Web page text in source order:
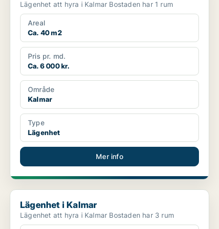
Lägenhet att hyra i Kalmar Bostaden har 1 rum
Areal
Ca. 40 m2
Pris pr. md.
Ca. 6 000 kr.
Område
Kalmar
Type
Lägenhet
Mer info
Lägenhet i Kalmar
Lägenhet i Kalmar
Lägenhet att hyra i Kalmar Bostaden har 3 rum